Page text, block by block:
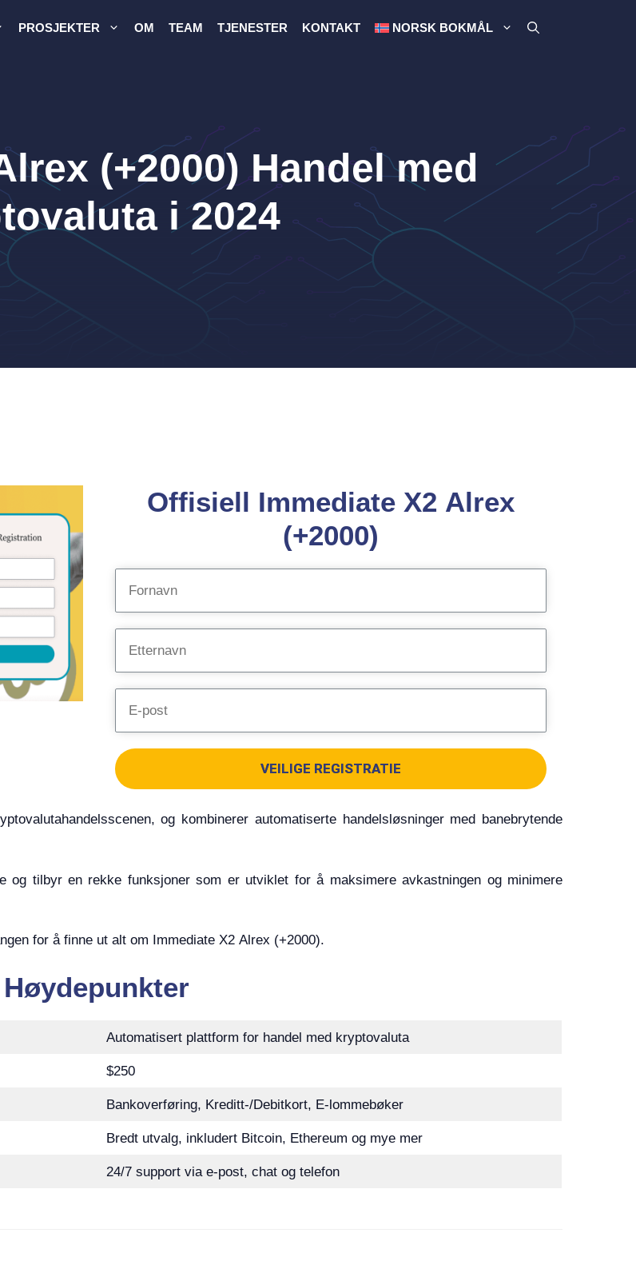
PROSJEKTER OM TEAM TJENESTER KONTAKT NORSK BOKMÅL
(+2000) Handel med
i 2024
Offisiell Immediate X2 Alrex
(+2000)
VEILIGE REGISTRATIE
og kombinerer automatiserte handelsløsninger med banebrytende
og tilbyr en rekke funksjoner som er utviklet for å maksimere avkastningen og minimere
for å finne ut alt om Immediate X2 Alrex (+2000).
Automatisert plattform for handel med kryptovaluta
$250
Bankoverføring, Kreditt-/Debitkort, E-lommebøker
Bredt utvalg, inkludert Bitcoin, Ethereum og mye mer
24/7 support via e-post, chat og telefon